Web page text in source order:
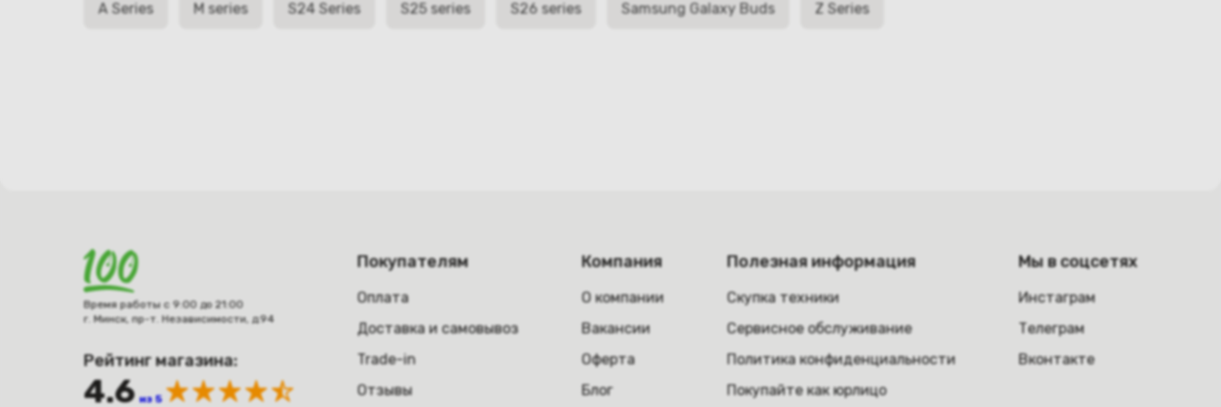
A Series M series S24 Series S25 series S26 series Samsung Galaxy Buds Z Series
Время работы с 9:00 до 21:00
г. Минск, пр-т. Независимости, д.94
Рейтинг магазина:
4.6 из 5
Покупателям
Оплата
Доставка и самовывоз
Trade-in
Отзывы
Компания
О компании
Вакансии
Оферта
Блог
Полезная информация
Скупка техники
Сервисное обслуживание
Политика конфиденциальности
Покупайте как юрлицо
Мы в соцсетях
Инстаграм
Телеграм
Вконтакте